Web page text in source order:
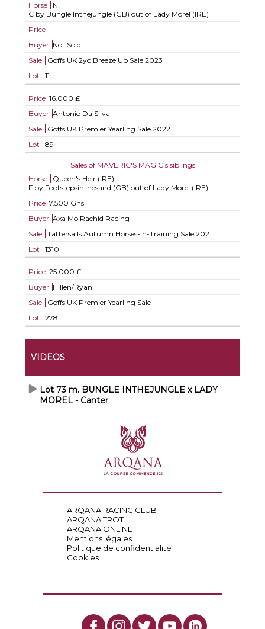
Horse
N.
C by Bungle Inthejungle (GB) out of Lady Morel (IRE)
Price
Buyer Not Sold
Sale
Goffs UK 2yo Breeze Up Sale 2023
Lot
11
Price 16.000 £
Buyer Antonio Da Silva
Sale
Goffs UK Premier Yearling Sale 2022
Lot
89
Sales of MAVERIC'S MAGIC's siblings
Horse
Queen's Heir (IRE)
F by Footstepsinthesand (GB) out of Lady Morel (IRE)
Price 7.500 Gns
Buyer Axa Mo Rachid Racing
Sale
Tattersalls Autumn Horses-in-Training Sale 2021
Lot
1310
Price 25.000 £
Buyer Hillen/Ryan
Sale
Goffs UK Premier Yearling Sale
Lot
278
VIDEOS
Lot 73 m. BUNGLE INTHEJUNGLE x LADY
MOREL - Canter
ARQANA RACING CLUB
ARQANA TROT
ARQANA ONLINE
Mentions légales
Politique de confidentialité
Cookies